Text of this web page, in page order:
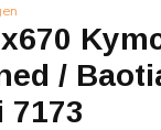
/
7173